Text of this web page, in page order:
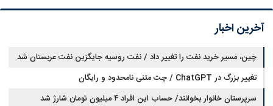
آخرین اخبار
چین، مسیر خرید نفت را تغییر داد / نفت روسیه جایگزین نفت عربستان شد
تغییر بزرگ در ChatGPT / چت متنی نامحدود و رایگان
سرپرستان خانوار بخوانند/ حساب این افراد ۴ میلیون تومان شارژ شد